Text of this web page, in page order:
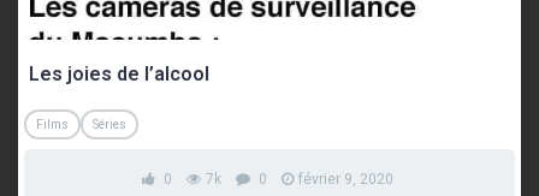
Les joies de l’alcool
Films Séries
0 7k 0 février 9, 2020